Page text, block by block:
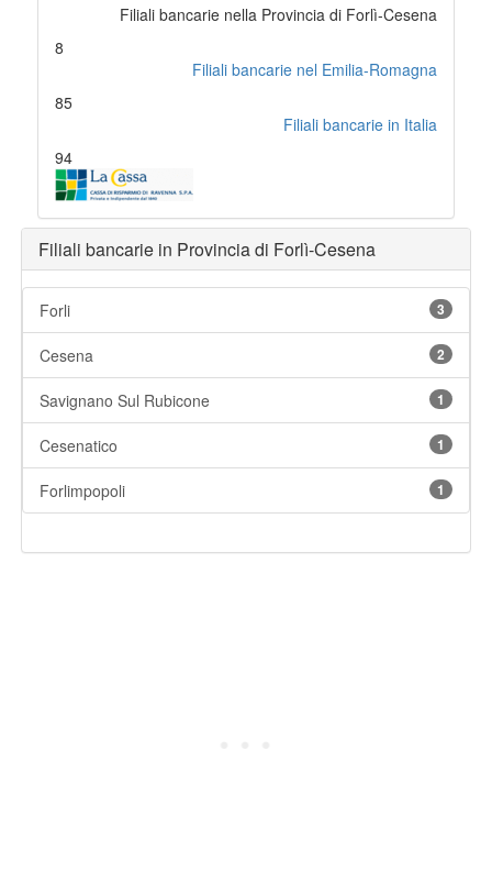
Filiali bancarie nella Provincia di Forlì-Cesena
8
Filiali bancarie nel Emilia-Romagna
85
Filiali bancarie in Italia
94
Filiali bancarie in Provincia di Forlì-Cesena
Forli 3
Cesena 2
Savignano Sul Rubicone 1
Cesenatico 1
Forlimpopoli 1